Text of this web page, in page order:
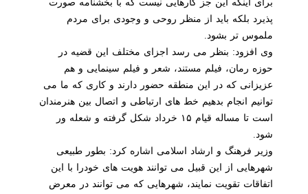
برای اینكه این جز كارهایی نیست كه با بخشنامه صورت
پذیرد بلكه باید از منظر روحی و وجودی برای مردم
ملموس تر بشود.
وی افزود: بنظر می رسد اجزای مختلف این قضیه در
حوزه رمان، فیلم مستند، شعر و فیلم سینمایی و هم
عزیزانی كه در این منطقه حضور دارند و كاری كه ما می
توانیم انجام بدهیم خط های ارتباطی و اتصال بین هنرمندان
است تا مساله قیام ۱۵ خرداد شكل گرفته و شعله ور
وزیر فرهنگ و ارشاد اسلامی اشاره كرد: بطور طبیعی
شهرهایی از این قبیل می توانند هویت های خودرا با این
اتفاقات تقویت نمایند، شهرهایی كه می توانند در معرض